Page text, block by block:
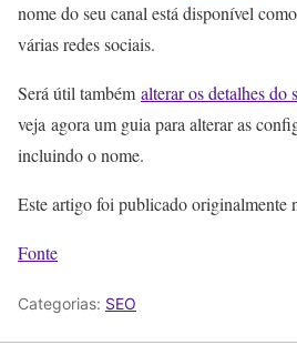
nome do seu canal está disponível
várias redes sociais.
Será útil também alterar os detalhes do
veja agora um guia para alterar as
incluindo o nome.
Este artigo foi publicado originalmente
Fonte
Categorias: SEO